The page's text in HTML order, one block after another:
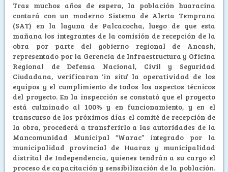
Tras muchos años de espera, la población huaracina
contará con un moderno Sistema de Alerta Temprana
(SAT) en la laguna de Palcacocha, luego de que esta
mañana los integrantes de la comisión de recepción de la
obra por parte del gobierno regional de Ancash,
representado por la Gerencia de Infraestructura y Oficina
Regional de Defensa Nacional, Civil y Seguridad
Ciudadana, verificaran ‘in situ’ la operatividad de los
equipos y el cumplimiento de todos los aspectos técnicos
del proyecto. En la inspección se constató que el proyecto
está culminado al 100% y en funcionamiento, y en el
transcurso de los próximos días el comité de recepción de
la obra, procederá a transferirlo a las autoridades de la
Mancomunidad Municipal “Warac” integrado por la
municipalidad provincial de Huaraz y municipalidad
distrital de Independencia, quienes tendrán a su cargo el
proceso de capacitación y sensibilización de la población.